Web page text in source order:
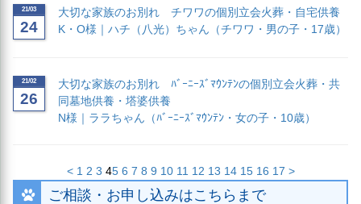
21/03
24
大切な家族のお別れ チワワの個別立会火葬・自宅供養
K・O様｜ハチ（八光）ちゃん（チワワ・男の子・17歳）
21/02
26
大切な家族のお別れ ﾊﾞｰﾆｰｽﾞﾏｳﾝﾃﾝの個別立会火葬・共
同墓地供養・塔婆供養
N様｜ララちゃん（ﾊﾞｰﾆｰｽﾞﾏｳﾝﾃﾝ・女の子・10歳）
< 1 2 3 45 6 7 8 9 10 11 12 13 14 15 16 17 >
ご相談・お申し込みはこちらまで